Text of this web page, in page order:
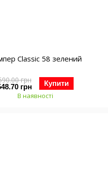
Classic 58 зелений
грн
грн Купити
В наявності